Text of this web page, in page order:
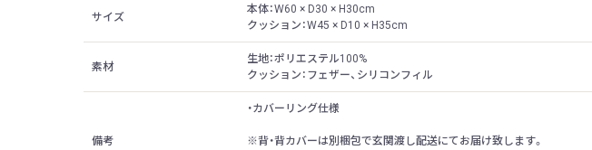
サイズ
本体：W60 × D30 × H30cm
クッション：W45 × D10 × H35cm
素材
生地：ポリエステル100%
クッション：フェザー、シリコンフィル
備考
・カバーリング仕様
※背・背カバーは別梱包で玄関渡し配送にてお届け致します。